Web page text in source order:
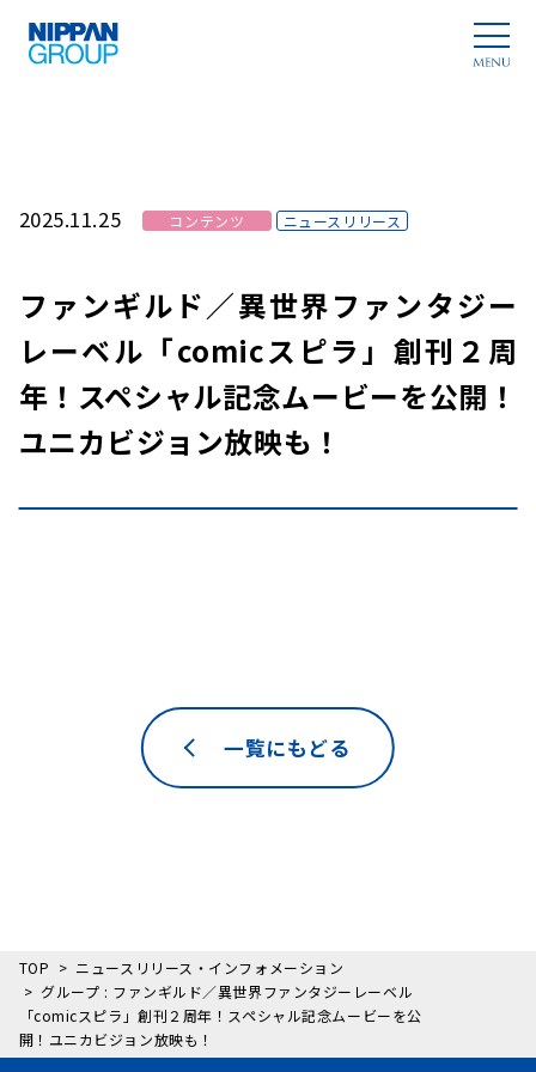
2025.11.25 コンテンツ ニュースリリース
ファンギルド／異世界ファンタジー
レーベル「comicスピラ」創刊２周
年！スペシャル記念ムービーを公開！
ユニカビジョン放映も！
一覧にもどる
TOP
ニュースリリース・インフォメーション
グループ : ファンギルド／異世界ファンタジーレーベル
「comicスピラ」創刊２周年！スペシャル記念ムービーを公
開！ユニカビジョン放映も！